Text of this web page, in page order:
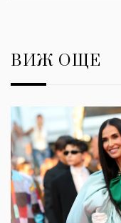
ВИЖ ОЩЕ